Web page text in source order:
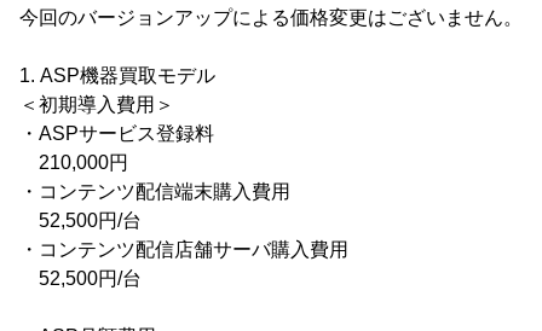
今回のバージョンアップによる価格変更はございません。
1. ASP機器買取モデル
＜初期導入費用＞
・ASPサービス登録料
210,000円
・コンテンツ配信端末購入費用
52,500円/台
・コンテンツ配信店舗サーバ購入費用
52,500円/台